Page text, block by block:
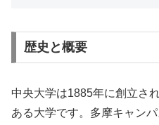
歴史と概要
中央大学は1885年に創立さ
ある大学です。多摩キャン